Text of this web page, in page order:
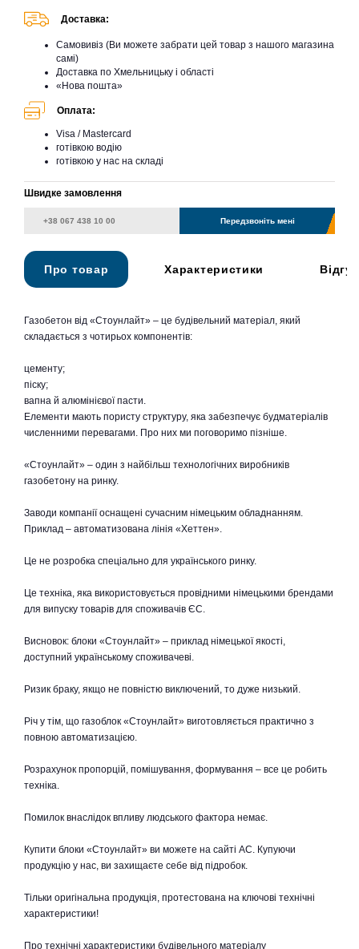
Доставка:
Самовивіз (Ви можете забрати цей товар з нашого магазина
самі)
Доставка по Хмельницьку і області
«Нова пошта»
Оплата:
Visa / Mastercard
готівкою водію
готівкою у нас на складі
Швидке замовлення
Передзвоніть мені
Про товар Характеристики
Газобетон від «Стоунлайт» – це будівельний матеріал, який
складається з чотирьох компонентів:
цементу;
піску;
вапна й алюмінієвої пасти.
Елементи мають пористу структуру, яка забезпечує будматеріалів
численними перевагами. Про них ми поговоримо пізніше.
«Стоунлайт» – один з найбільш технологічних виробників
газобетону на ринку.
Заводи компанії оснащені сучасним німецьким обладнанням.
Приклад – автоматизована лінія «Хеттен».
Це не розробка спеціально для українського ринку.
Це техніка, яка використовується провідними німецькими брендами
для випуску товарів для споживачів ЄС.
Висновок: блоки «Стоунлайт» – приклад німецької якості,
доступний українському споживачеві.
Ризик браку, якщо не повністю виключений, то дуже низький.
Річ у тім, що газоблок «Стоунлайт» виготовляється практично з
повною автоматизацією.
Розрахунок пропорцій, помішування, формування – все це робить
техніка.
Помилок внаслідок впливу людського фактора немає.
Купити блоки «Стоунлайт» ви можете на сайті АС. Купуючи
продукцію у нас, ви захищаєте себе від підробок.
Тільки оригінальна продукція, протестована на ключові технічні
характеристики!
Про технічні характеристики будівельного матеріалу